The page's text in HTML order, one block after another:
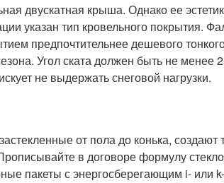
двускатная крыша. Однако ее
указан тип кровельного покрытия.
предпочтительнее дешевого
Угол ската должен быть не менее
не выдержать снеговой нагрузки.
от пола до конька, создают
в договоре формулу
пакеты с энергосберегающим i- или